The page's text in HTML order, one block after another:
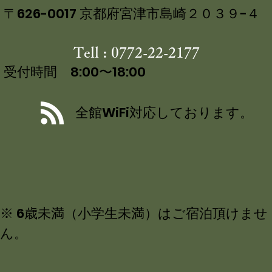
〒626-0017 京都府宮津市島崎２０３９−４
Tell : 0772-22-2177
受付時間 8:00〜18:00
全館WiFi対応しております。
※ 6歳未満（小学生未満）はご宿泊頂けませ
ん。